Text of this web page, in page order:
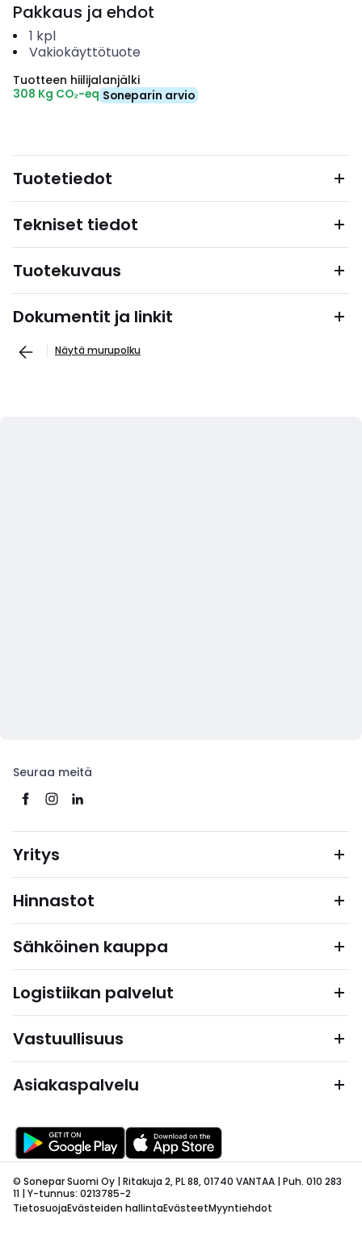
Pakkaus ja ehdot
1 kpl
Vakiokäyttötuote
Tuotteen hiilijalanjälki
308 Kg CO₂-eq Soneparin arvio
Tuotetiedot
Tekniset tiedot
Tuotekuvaus
Dokumentit ja linkit
Näytä murupolku
Seuraa meitä
Yritys
Hinnastot
Sähköinen kauppa
Logistiikan palvelut
Vastuullisuus
Asiakaspalvelu
© Sonepar Suomi Oy | Ritakuja 2, PL 88, 01740 VANTAA | Puh. 010 283
11 | Y-tunnus: 0213785-2
TietosuojaEvästeiden hallintaEvästeetMyyntiehdot